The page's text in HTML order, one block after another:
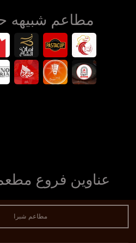
مطاعم شبيهه
عناوين فروع
مطاعم شبرا